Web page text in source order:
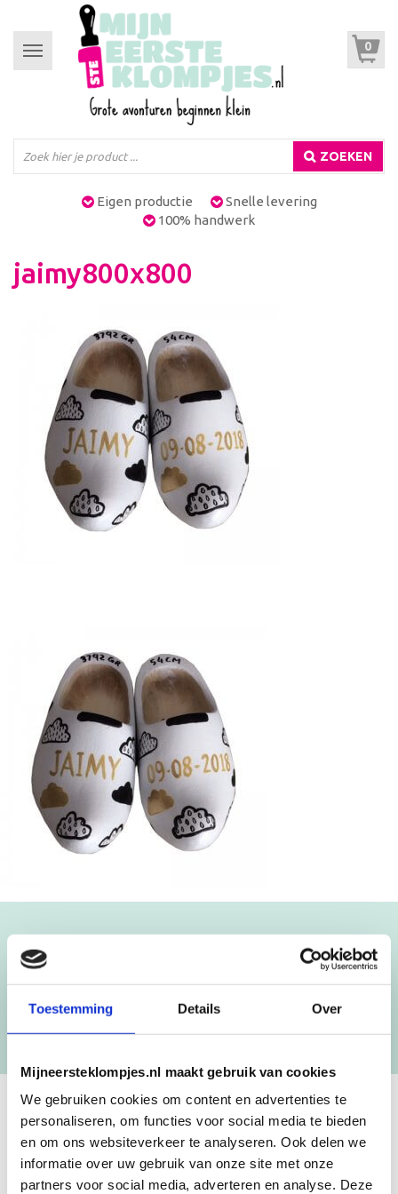
Toestemming Details Over
Mijneersteklompjes.nl maakt gebruik van cookies
We gebruiken cookies om content en advertenties te
personaliseren, om functies voor social media te bieden
en om ons websiteverkeer te analyseren. Ook delen we
informatie over uw gebruik van onze site met onze
partners voor social media, adverteren en analyse. Deze
Toggle
navigation
0
ZOEKEN
Eigen productie
Snelle levering
100% handwerk
jaimy800x800
Blijf op de hoogte!
NIEUWSBRIEF
[mc4wp_form id=”3182″]
GEBOORTEKLOMPJES EN
KRAAMCADEAU MET NAAM